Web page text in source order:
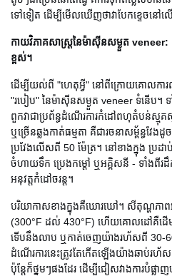
ទៅទៀត ដើម្បីមើលឃើញថាវាបែកខ្ទេចនៅល
កាយវិភាគសាស្ត្រនៃម៉ាស៊ីនសម្ងួត
ខ្ពស់។
ដើម្បីយល់ពី "ហេតុអ្វី" នៅពីក្រោយគោលកា
"របៀប" នៃម៉ាស៊ីនសម្ងួត veneer ទំនើប។ ទាំ
ពួកវាជាប្រព័ន្ធដំណើរការកំដៅពហុតំបន់ស្មុ
ឬច្រើនឆ្លងកាត់ធម្មតា គឺជារចនាសម្ព័ន្ធវែង
ប្រវែងលើសពី 50 ម៉ែត្រ។ នៅខាងក្នុង ប្រ
ចំហាយទឹក ប្រេងកម្ដៅ ឬអគ្គិសនី - ទាំងពីរដឹ
អនុវត្តកំដៅចរន្ត។
បរិយាកាសខាងក្នុងគឺឃោរឃៅ។ សីតុណ្ហភា
(300°F ដល់ 430°F) ហើយគោលដៅគឺដ
ទើបនឹងលាប ឬកាត់ចេញយ៉ាងរហ័សពី 30-
ដំណើរការនេះត្រូវតែកើតឡើងយ៉ាងឆាប់រហ័ស
ប៉ុន្តែក៏ថ្នមៗផងដែរ ដើម្បីជៀសវាងការបំផ្